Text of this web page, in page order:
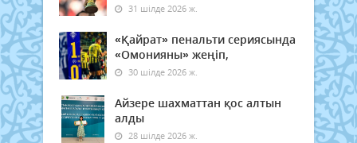
31 шілде 2026 ж.
«Қайрат» пенальти сериясында
«Омонияны» жеңіп,
30 шілде 2026 ж.
Айзере шахматтан қос алтын
алды
28 шілде 2026 ж.